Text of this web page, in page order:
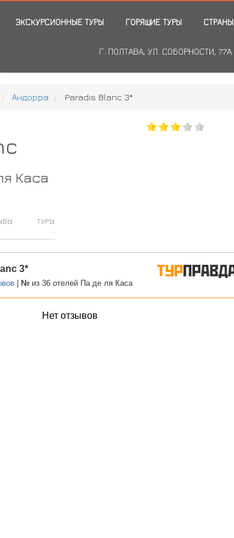
ЭКСКУРСИОННЫЕ ТУРЫ ГОРЯЩИЕ ТУРЫ СТРАНЫ
Г. ПОЛТАВА, УЛ. СОБОРНОСТИ, 77А
Андорра Paradis Blanc 3*
Каса
ТУРЫ